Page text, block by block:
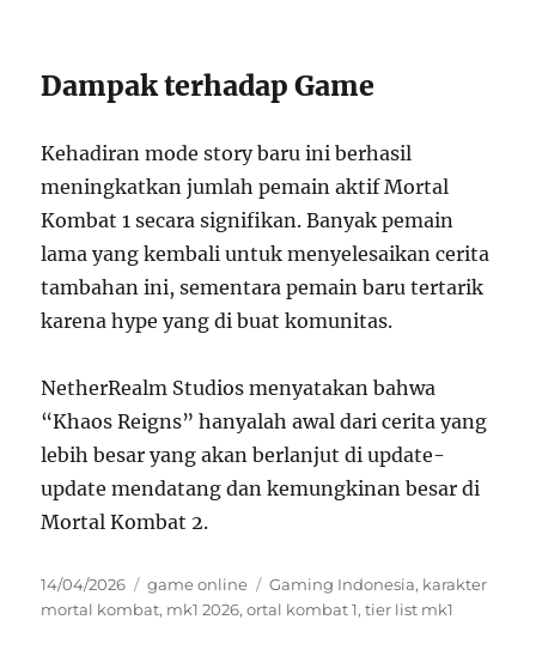
Dampak terhadap Game
Kehadiran mode story baru ini berhasil
meningkatkan jumlah pemain aktif Mortal
Kombat 1 secara signifikan. Banyak pemain
lama yang kembali untuk menyelesaikan cerita
tambahan ini, sementara pemain baru tertarik
karena hype yang di buat komunitas.
NetherRealm Studios menyatakan bahwa
“Khaos Reigns” hanyalah awal dari cerita yang
lebih besar yang akan berlanjut di update-
update mendatang dan kemungkinan besar di
Mortal Kombat 2.
Posted
on
14/04/2026 Categories
game online Tags
Gaming Indonesia, karakter
mortal kombat, mk1 2026,ortal kombat 1,tier list mk1